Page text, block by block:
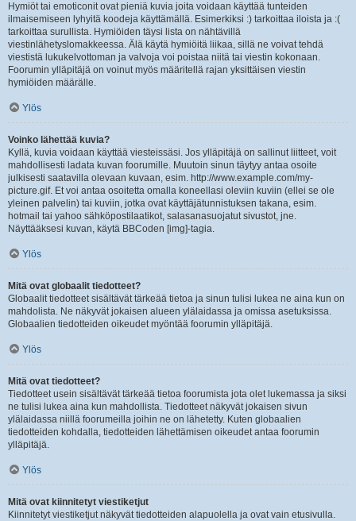
Hymiöt tai emoticonit ovat pieniä kuvia joita voidaan käyttää tunteiden
ilmaisemiseen lyhyitä koodeja käyttämällä. Esimerkiksi :) tarkoittaa iloista ja :(
tarkoittaa surullista. Hymiöiden täysi lista on nähtävillä
viestinlähetyslomakkeessa. Älä käytä hymiöitä liikaa, sillä ne voivat tehdä
viestistä lukukelvottoman ja valvoja voi poistaa niitä tai viestin kokonaan.
Foorumin ylläpitäjä on voinut myös määritellä rajan yksittäisen viestin
hymiöiden määrälle.
Ylös
Voinko lähettää kuvia?
Kyllä, kuvia voidaan käyttää viesteissäsi. Jos ylläpitäjä on sallinut liitteet, voit
mahdollisesti ladata kuvan foorumille. Muutoin sinun täytyy antaa osoite
julkisesti saatavilla olevaan kuvaan, esim. http://www.example.com/my-
picture.gif. Et voi antaa osoitetta omalla koneellasi oleviin kuviin (ellei se ole
yleinen palvelin) tai kuviin, jotka ovat käyttäjätunnistuksen takana, esim.
hotmail tai yahoo sähköpostilaatikot, salasanasuojatut sivustot, jne.
Näyttääksesi kuvan, käytä BBCoden [img]-tagia.
Ylös
Mitä ovat globaalit tiedotteet?
Globaalit tiedotteet sisältävät tärkeää tietoa ja sinun tulisi lukea ne aina kun on
mahdolista. Ne näkyvät jokaisen alueen ylälaidassa ja omissa asetuksissa.
Globaalien tiedotteiden oikeudet myöntää foorumin ylläpitäjä.
Ylös
Mitä ovat tiedotteet?
Tiedotteet usein sisältävät tärkeää tietoa foorumista jota olet lukemassa ja siksi
ne tulisi lukea aina kun mahdollista. Tiedotteet näkyvät jokaisen sivun
ylälaidassa niillä foorumeilla joihin ne on lähetetty. Kuten globaalien
tiedotteiden kohdalla, tiedotteiden lähettämisen oikeudet antaa foorumin
ylläpitäjä.
Ylös
Mitä ovat kiinnitetyt viestiketjut
Kiinnitetyt viestiketjut näkyvät tiedotteiden alapuolella ja ovat vain etusivulla.